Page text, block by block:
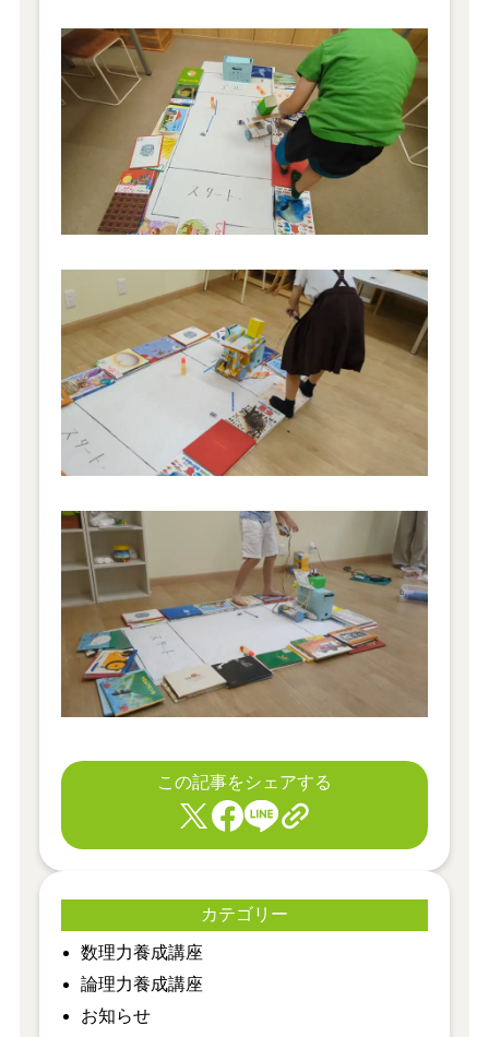
この記事をシェアする
カテゴリー
​数理力養成講座
​論理力養成講座
お知らせ